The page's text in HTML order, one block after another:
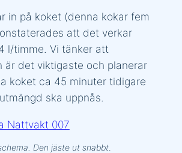
in på koket (denna kokar fem
att det verkar
l/timme. Vi tänker att
är det viktigaste och planerar
koket ca 45 minuter tidigare
ska uppnås.
Den jäste ut snabbt.